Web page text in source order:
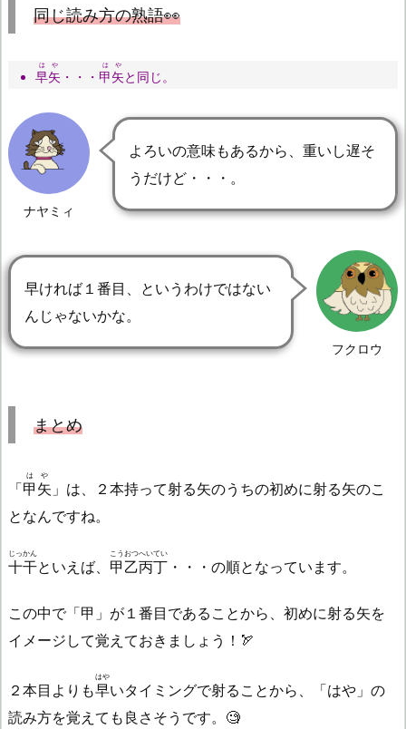
同じ読み方の熟語👀
早矢
はや
・・・ 甲矢
はや
と同じ。
ナヤミィ
よろいの意味もあるから、重いし遅そ
うだけど・・・。
フクロウ
早ければ１番目、というわけではない
んじゃないかな。
まとめ
「甲矢
はや
」は、２本持って射る矢のうちの初めに射る矢のこ
となんですね。
十干
じっかん
といえば、 甲乙丙丁
こうおつへいてい
・・・の順となっています。
この中で「甲」が１番目であることから、初めに射る矢を
イメージして覚えておきましょう！🏹
２本目よりも早
はや
いタイミングで射ることから、「はや」の
読み方を覚えても良さそうです。🧐